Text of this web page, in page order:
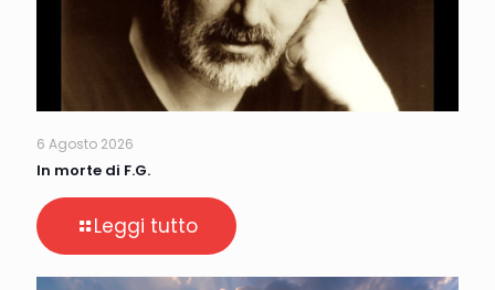
6 Agosto 2026
In morte di F.G.
Leggi tutto